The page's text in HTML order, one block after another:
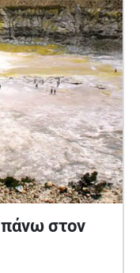
στον